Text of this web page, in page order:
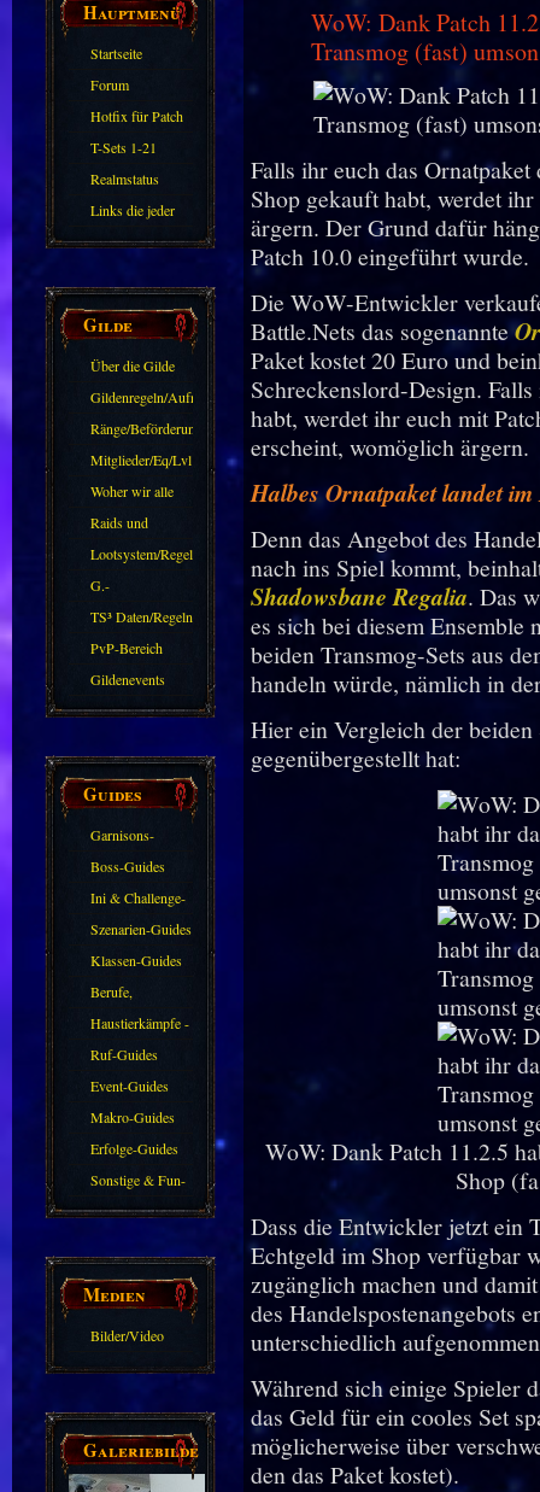
Hauptmenü
Startseite
Forum
Hotfix für Patch
11.X
T-Sets 1-21
Realmstatus
Links die jeder
kennen sollte?!
Gilde
Über die Gilde
(DAW)
Gildenregeln/Aufnahme
Ränge/Beförderungen
Mitglieder/Eq/Lvl
Woher wir alle
kommen.
Raids und
Zubehör
Lootsystem/Regeln
G.-
Sparkasse/Goldleihen
TS³ Daten/Regeln
PvP-Bereich
Gildenevents
Guides
Garnisons-
Guides
Boss-Guides
Ini & Challenge-
Guides
Szenarien-Guides
Klassen-Guides
Berufe,
Farmkarten und
Haustiere
Haustierkämpfe -
Guide
Ruf-Guides
Event-Guides
Makro-Guides
Erfolge-Guides
Sonstige & Fun-
Guides
Medien
Bilder/Video
Galeriebilder
WoW: Dank Patch
Transmog (fast)
Falls ihr euch das
Shop gekauft habt, werdet
ärgern. Der Grund dafür
Patch 10.0 eingeführt wurde.
Die WoW-Entwickler
Battle.Nets das sogenannte
Paket kostet 20 Euro und
Schreckenslord-Design.
habt, werdet ihr euch mit
erscheint, womöglich ärgern.
Halbes Ornatpaket landet
Denn das Angebot des
nach ins Spiel kommt,
Shadowsbane Regalia. Das
es sich bei diesem Ensemble
beiden Transmog-Sets aus
handeln würde, nämlich in
Hier ein Vergleich der
gegenübergestellt hat:
WoW: Dank Patch 11.2.5
Shop
Dass die Entwickler jetzt ein
Echtgeld im Shop verfügbar
zugänglich machen und
des Handelspostenangebots
unterschiedlich
Während sich einige Spieler
das Geld für ein cooles Set
möglicherweise über
den das Paket kostet).